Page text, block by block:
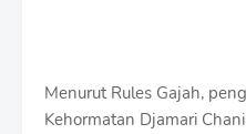
Menurut Rules Gajah,
Kehormatan Djamari